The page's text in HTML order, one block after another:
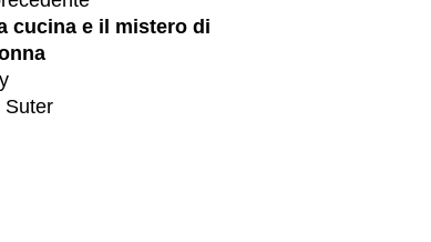
cucina e il mistero di
Suter